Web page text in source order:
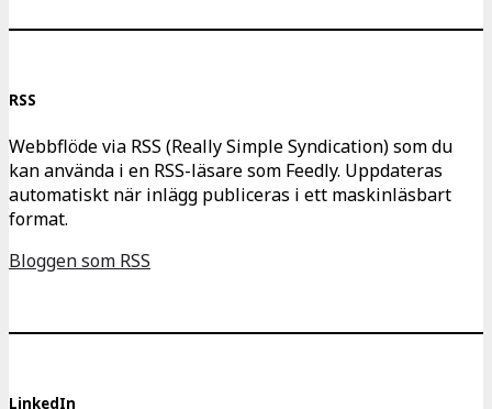
RSS
Webbflöde via RSS (Really Simple Syndication) som du
kan använda i en RSS-läsare som Feedly. Uppdateras
automatiskt när inlägg publiceras i ett maskinläsbart
format.
Bloggen som RSS
LinkedIn